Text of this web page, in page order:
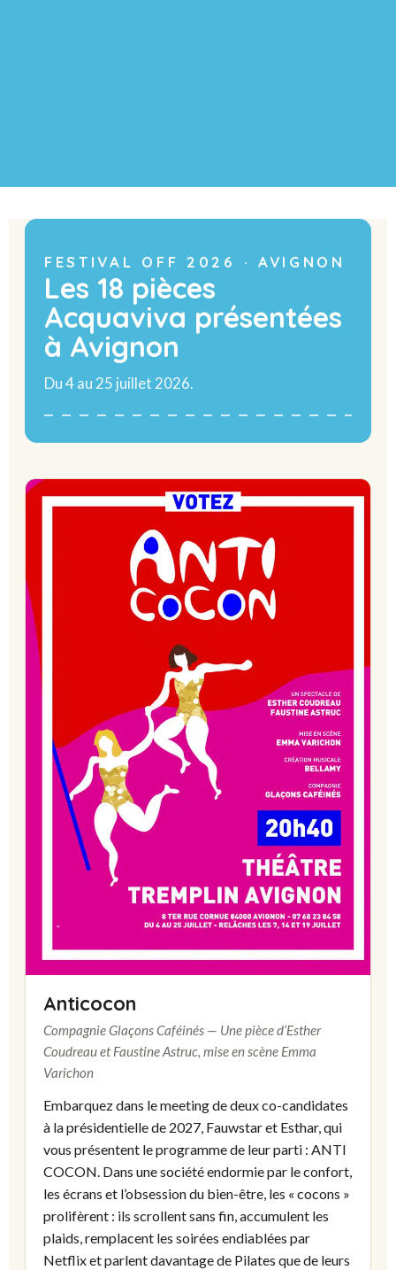
FESTIVAL OFF 2026 · AVIGNON
Les 18 pièces
Acquaviva présentées
à Avignon
Du 4 au 25 juillet 2026.
Anticocon
Compagnie Glaçons Caféinés — Une pièce d’Esther
Coudreau et Faustine Astruc, mise en scène Emma
Varichon
Embarquez dans le meeting de deux co-candidates
à la présidentielle de 2027, Fauwstar et Esthar, qui
vous présentent le programme de leur parti : ANTI
COCON. Dans une société endormie par le confort,
les écrans et l’obsession du bien-être, les « cocons »
prolifèrent : ils scrollent sans fin, accumulent les
plaids, remplacent les soirées endiablées par
Netflix et parlent davantage de Pilates que de leurs